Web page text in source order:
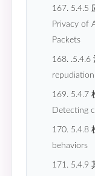
167. 5.4.5
Privacy of
Packets
168. .5.4.6
169. 5.4.7
Detecting
170. 5.4.8
behaviors
171. 5.4.9